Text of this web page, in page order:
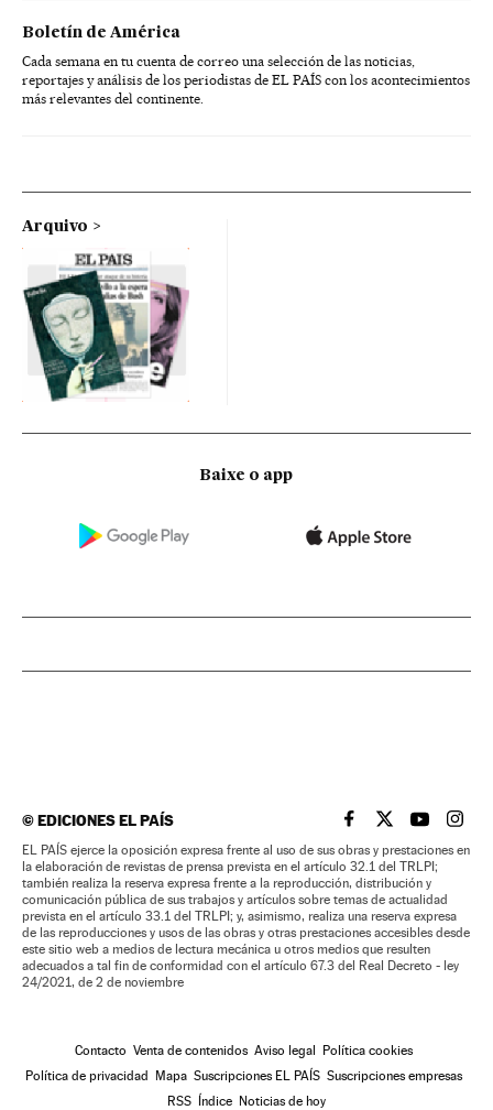
Boletín de América
Cada semana en tu cuenta de correo una selección de las noticias,
reportajes y análisis de los periodistas de EL PAÍS con los acontecimientos
más relevantes del continente.
Arquivo
Baixe o app
©EDICIONES EL PAÍS EL PAÍS BRASIL EN
EL PAÍSEL PAÍS
EL
EL PAÍS ejerce la oposición expresa frente al uso de sus obras y prestaciones en
la elaboración de revistas de prensa prevista en el artículo 32.1 del TRLPI;
también realiza la reserva expresa frente a la reproducción, distribución y
comunicación pública de sus trabajos y artículos sobre temas de actualidad
prevista en el artículo 33.1 del TRLPI; y, asimismo, realiza una reserva expresa
de las reproducciones y usos de las obras y otras prestaciones accesibles desde
este sitio web a medios de lectura mecánica u otros medios que resulten
adecuados a tal fin de conformidad con el artículo 67.3 del Real Decreto - ley
24/2021, de 2 de noviembre
Contacto Venta de contenidos Aviso legal
Política cookies
Política de privacidad
Mapa Suscripciones EL PAÍS Suscripciones empresas
RSS
Índice Noticias de hoy